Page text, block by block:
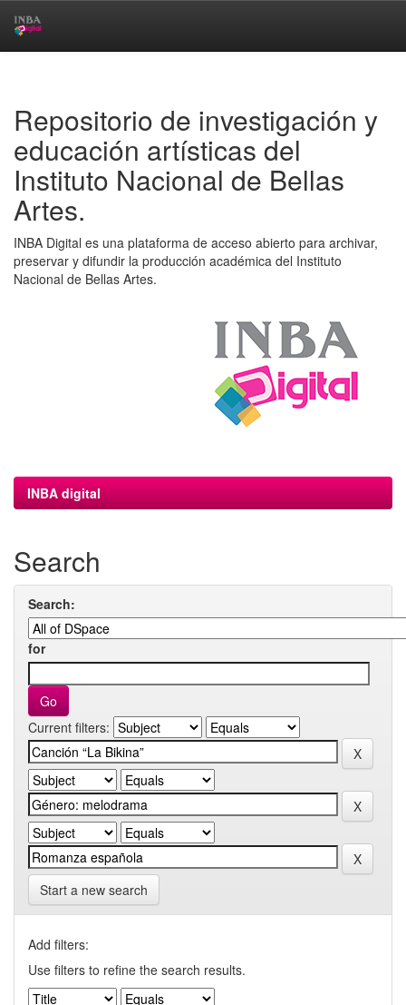
Repositorio de investigación y
educación artísticas del
Instituto Nacional de Bellas
Artes.
INBA Digital es una plataforma de acceso abierto para archivar,
preservar y difundir la producción académica del Instituto
Nacional de Bellas Artes.
INBA digital
Search
Search:
for
Current filters:
Start a new search
Add filters:
Use filters to refine the search results.